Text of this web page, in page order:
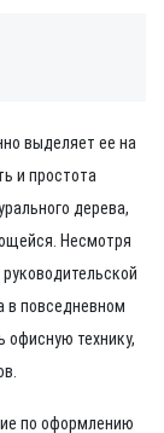
выделяет ее на
и простота
дерева,
Несмотря
в повседневном
офисную технику,
по оформлению